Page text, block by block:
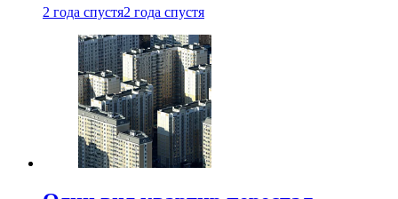
2 года спустя2 года спустя